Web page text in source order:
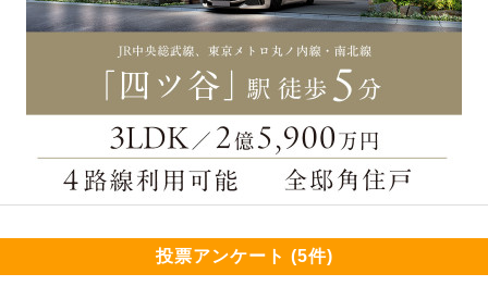
投票アンケート (5件)